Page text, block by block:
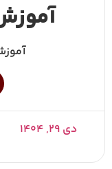
دی ۲۹, ۱۴۰۴